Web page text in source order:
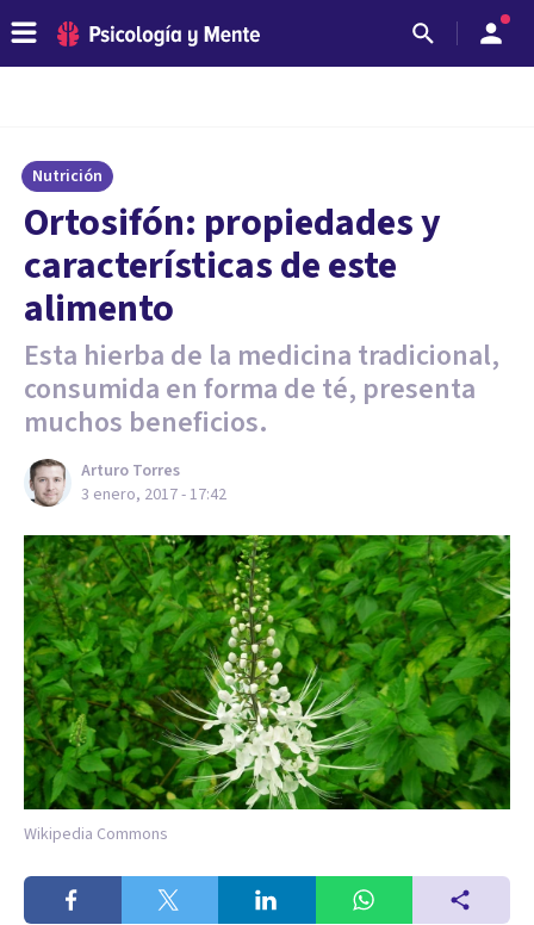
Nutrición
Ortosifón: propiedades y
características de este
alimento
Esta hierba de la medicina tradicional,
consumida en forma de té, presenta
muchos beneficios.
Arturo Torres
3 enero, 2017 - 17:42
Wikipedia Commons